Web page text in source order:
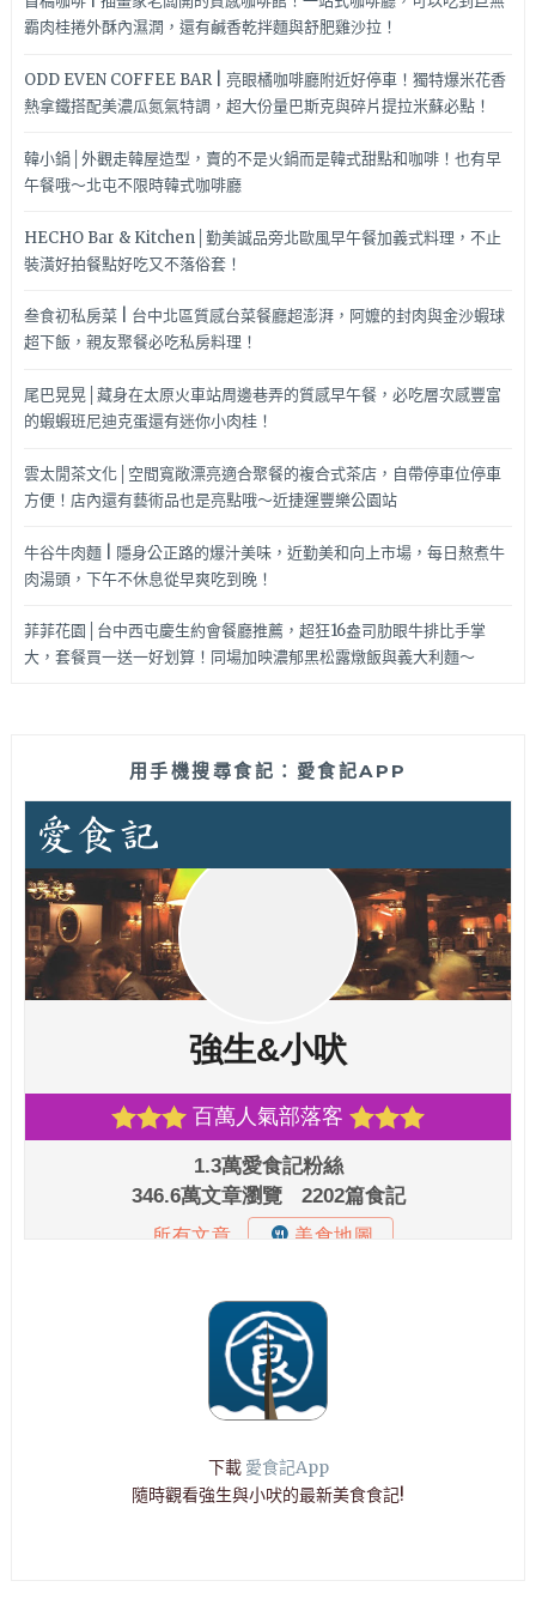
霸肉桂捲外酥內濕潤，還有鹹香乾拌麵與舒肥雞沙拉！
ODD EVEN COFFEE BAR | 亮眼橘咖啡廳附近好停車！獨特爆米花香
熱拿鐵搭配美濃瓜氮氣特調，超大份量巴斯克與碎片提拉米蘇必點！
韓小鍋│外觀走韓屋造型，賣的不是火鍋而是韓式甜點和咖啡！也有早
午餐哦～北屯不限時韓式咖啡廳
HECHO Bar & Kitchen│勤美誠品旁北歐風早午餐加義式料理，不止
裝潢好拍餐點好吃又不落俗套！
叁食初私房菜 | 台中北區質感台菜餐廳超澎湃，阿嬤的封肉與金沙蝦球
超下飯，親友聚餐必吃私房料理！
尾巴晃晃│藏身在太原火車站周邊巷弄的質感早午餐，必吃層次感豐富
的蝦蝦班尼迪克蛋還有迷你小肉桂！
雲太閒茶文化│空間寬敞漂亮適合聚餐的複合式茶店，自帶停車位停車
方便！店內還有藝術品也是亮點哦～近捷運豐樂公園站
牛谷牛肉麵 | 隱身公正路的爆汁美味，近勤美和向上市場，每日熬煮牛
肉湯頭，下午不休息從早爽吃到晚！
菲菲花園│台中西屯慶生約會餐廳推薦，超狂16盎司肋眼牛排比手掌
大，套餐買一送一好划算！同場加映濃郁黑松露燉飯與義大利麵～
用手機搜尋食記：愛食記APP
下載 愛食記App
隨時觀看強生與小吠的最新美食食記!